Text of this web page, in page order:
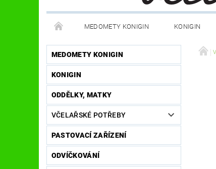
MEDOMETY KONIGIN KONIGIN
POTŘEBY K ÚLŮM OCHRANNÉ POMŮCKY
DŮM A ZAHRADA
OSTATNÍ POMŮCKY NOVINKY
MEDOMETY KONIGIN
KONIGIN
ODDĚLKY, MATKY
VČELAŘSKÉ POTŘEBY
PASTOVACÍ ZAŘÍZENÍ
ODVÍČKOVÁNÍ